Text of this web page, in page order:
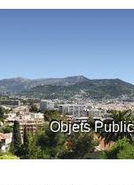
Objets